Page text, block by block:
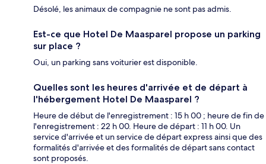
Désolé, les animaux de compagnie ne sont pas admis.
Est-ce que Hotel De Maasparel propose un parking
sur place ?
Oui, un parking sans voiturier est disponible.
Quelles sont les heures d'arrivée et de départ à
l'hébergement Hotel De Maasparel ?
Heure de début de l'enregistrement : 15 h 00 ; heure de fin de
l'enregistrement : 22 h 00. Heure de départ : 11 h 00. Un
service d'arrivée et un service de départ express ainsi que des
formalités d'arrivée et des formalités de départ sans contact
sont proposés.